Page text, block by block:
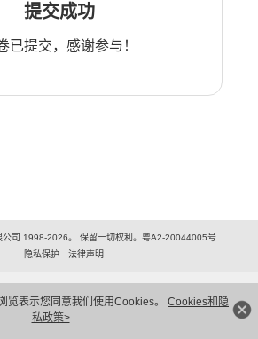
览表示您同意我们使用Cookies。 Cookies和隐
私政策>
提交成功
已提交，感谢参与！
公司 1998-2026。 保留一切权利。粤A2-20044005号
隐私保护
法律声明